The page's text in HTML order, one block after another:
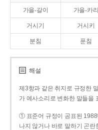
가을-갈이 가을-카리
거시기 거시키
분침 푼침
해설
제3항과 같은 취지로 규정한
가 예사소리로 변화한 말들을
① 표준어 규정이 공표된
나지 않거나 바로 말하기 곤